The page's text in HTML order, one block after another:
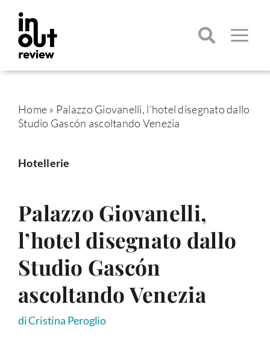
contenuto
Toggle
per:
Home» Palazzo Giovanelli, l’hotel disegnato dallo
Studio Gascón ascoltando Venezia
Hotellerie
Palazzo Giovanelli,
l’hotel disegnato dallo
Studio Gascón
ascoltando Venezia
di Cristina Peroglio